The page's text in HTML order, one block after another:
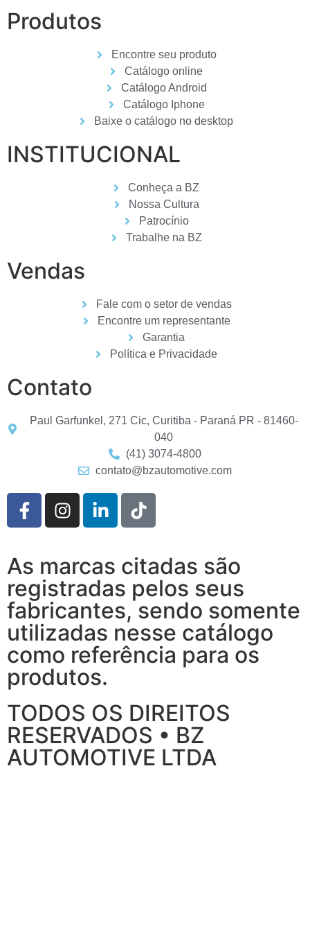
Produtos
Encontre seu produto
Catálogo online
Catálogo Android
Catálogo Iphone
Baixe o catálogo no desktop
INSTITUCIONAL
Conheça a BZ
Nossa Cultura
Patrocínio
Trabalhe na BZ
Vendas
Fale com o setor de vendas
Encontre um representante
Garantia
Política e Privacidade
Contato
Paul Garfunkel, 271 Cic, Curitiba - Paraná PR - 81460-
040
(41) 3074-4800
contato@bzautomotive.com
As marcas citadas são
registradas pelos seus
fabricantes, sendo somente
utilizadas nesse catálogo
como referência para os
produtos.
TODOS OS DIREITOS
RESERVADOS • BZ
AUTOMOTIVE LTDA